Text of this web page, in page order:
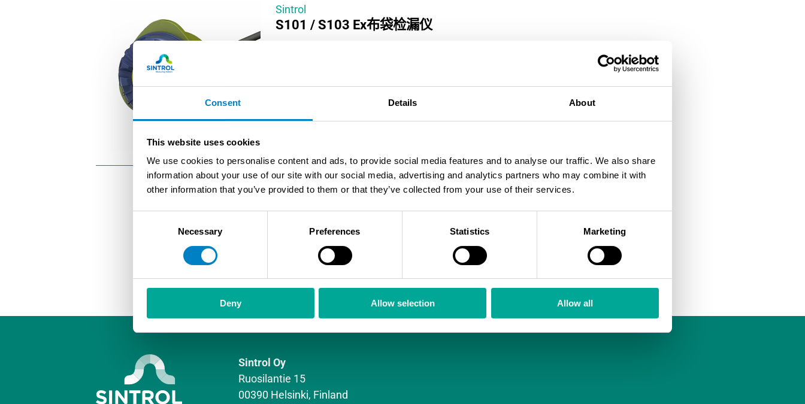
Consent Details About
This website uses cookies
We use cookies to personalise content and ads, to provide social media features and to analyse our traffic. We also share
information about your use of our site with our social media, advertising and analytics partners who may combine it with
other information that you’ve provided to them or that they’ve collected from your use of their services.
Necessary Preferences Statistics Marketing
Deny Allow selection Allow all
Sintrol
S101 / S103 Ex布袋检漏仪
可靠的S100粉尘监测仪，专为破袋检测设计。具备实时监测功能，通过ATEX Zone
Sintrol Oy
Ruosilantie 15
00390 Helsinki, Finland